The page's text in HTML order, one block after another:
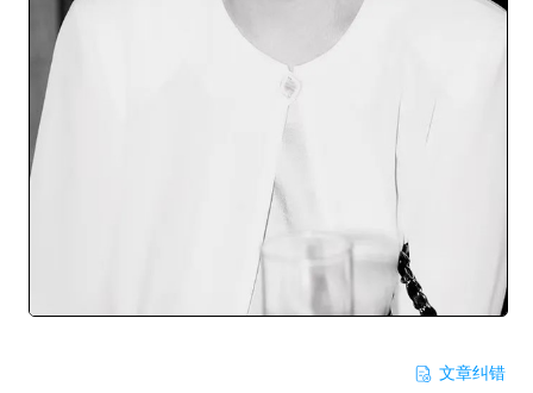
文章纠错